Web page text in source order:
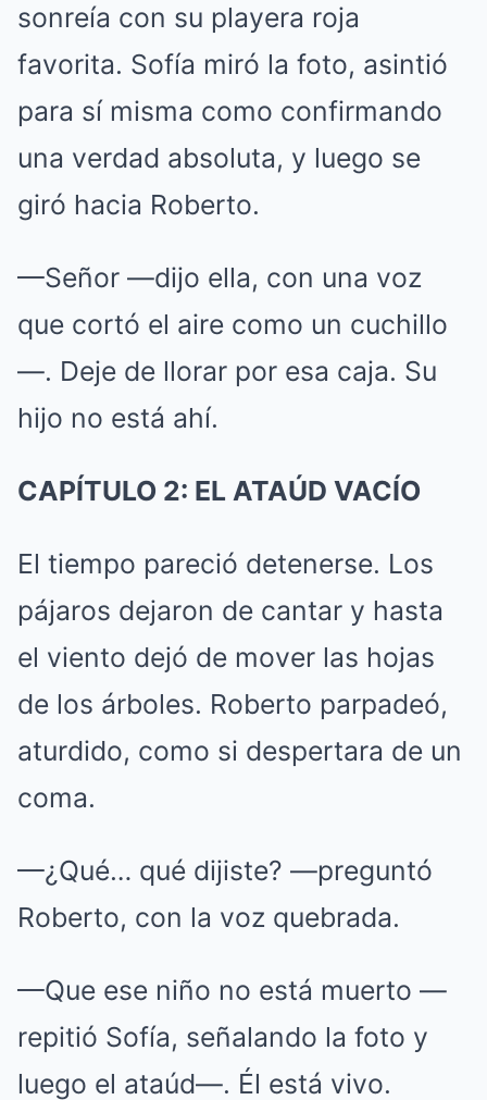
sonreía con su playera roja
favorita. Sofía miró la foto, asintió
para sí misma como confirmando
una verdad absoluta, y luego se
giró hacia Roberto.
—Señor —dijo ella, con una voz
que cortó el aire como un cuchillo
—. Deje de llorar por esa caja. Su
hijo no está ahí.
CAPÍTULO 2: EL ATAÚD VACÍO
El tiempo pareció detenerse. Los
pájaros dejaron de cantar y hasta
el viento dejó de mover las hojas
de los árboles. Roberto parpadeó,
aturdido, como si despertara de un
coma.
—¿Qué… qué dijiste? —preguntó
Roberto, con la voz quebrada.
—Que ese niño no está muerto —
repitió Sofía, señalando la foto y
luego el ataúd—. Él está vivo.